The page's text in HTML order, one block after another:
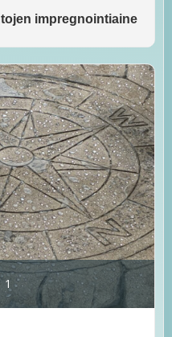
impregnointiaine
1